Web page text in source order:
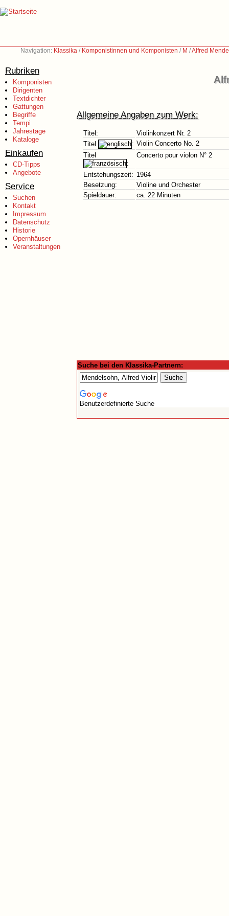
Navigation: Klassika / Komponistinnen und Komponisten / M /Alfred
Rubriken
Komponisten
Dirigenten
Textdichter
Gattungen
Begriffe
Tempi
Jahrestage
Kataloge
Einkaufen
CD-Tipps
Angebote
Service
Suchen
Kontakt
Impressum
Datenschutz
Historie
Opernhäuser
Veranstaltungen
Allgemeine Angaben zum Werk:
Titel:
Violinkonzert Nr. 2
Titel
: Violin Concerto No. 2
Titel
:
Concerto pour violon N° 2
Entstehungszeit: 1964
Besetzung:
Violine und Orchester
Spieldauer:
ca. 22 Minuten
Suche bei den Klassika-Partnern:
Benutzerdefinierte Suche